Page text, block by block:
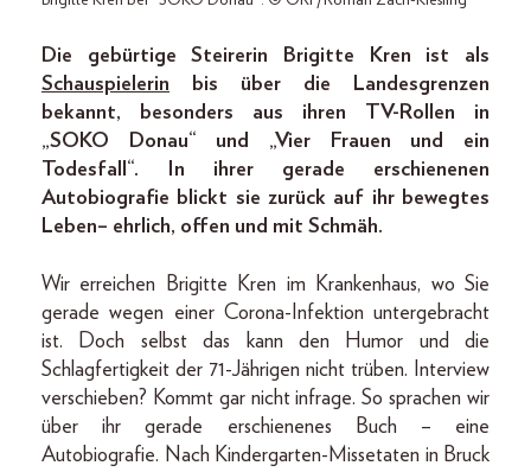
Die gebürtige Steirerin Brigitte Kren ist als
Schauspielerin bis über die Landesgrenzen
bekannt, besonders aus ihren TV-Rollen in
„SOKO Donau“ und „Vier Frauen und ein
Todesfall“. In ihrer gerade erschienenen
Autobiografie blickt sie zurück auf ihr bewegtes
Leben – ehrlich, offen und mit Schmäh.
Wir erreichen Brigitte Kren im Krankenhaus, wo Sie
gerade wegen einer Corona-Infektion untergebracht
ist. Doch selbst das kann den Humor und die
Schlagfertigkeit der 71-Jährigen nicht trüben. Interview
verschieben? Kommt gar nicht infrage. So sprachen wir
über ihr gerade erschienenes Buch – eine
Autobiografie. Nach Kindergarten-Missetaten in Bruck